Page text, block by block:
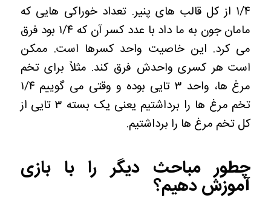
۱/۴ از کل قالب های پنیر.
تعداد خوراکی هایی که
مامان جون به ما داد با عدد کسر آن که ۱/۴ بود فرق
می کرد. این خاصیت واحد کسرها است. ممکن
است هر کسری واحدش فرق کند. مثلاً برای تخم
مرغ ها، واحد ۳ تایی بوده و وقتی می گوییم ۱/۴
تخم مرغ ها را برداشتیم یعنی یک بسته ۳ تایی از
کل تخم مرغ ها را برداشتیم.
چطور مباحث دیگر را با بازی
آموزش دهیم؟